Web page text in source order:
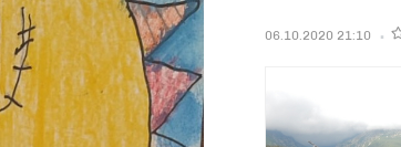
06.10.2020 21:10